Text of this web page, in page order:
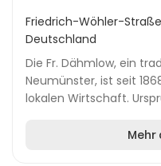
Friedrich-Wöhler-
Deutschland
Die Fr. Dähmlow, ein
Neumünster, ist seit
lokalen Wirtschaft.
Mehr